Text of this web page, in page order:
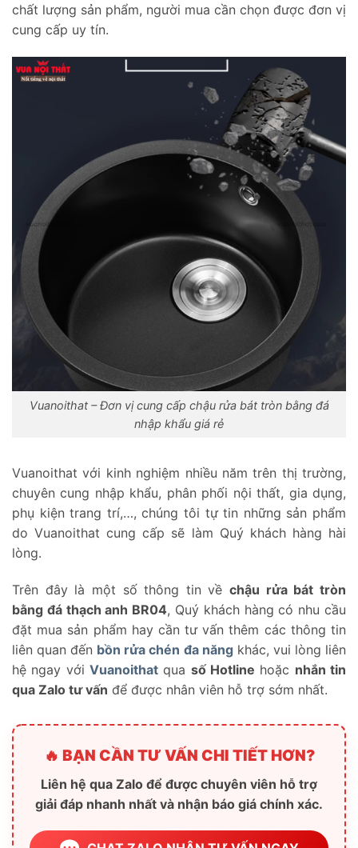
chất lượng sản phẩm, người mua cần chọn được đơn vị
cung cấp uy tín.
Vuanoithat – Đơn vị cung cấp chậu rửa bát tròn bằng đá
nhập khẩu giá rẻ
Vuanoithat với kinh nghiệm nhiều năm trên thị trường,
chuyên cung nhập khẩu, phân phối nội thất, gia dụng,
phụ kiện trang trí,…, chúng tôi tự tin những sản phẩm
do Vuanoithat cung cấp sẽ làm Quý khách hàng hài
lòng.
Trên đây là một số thông tin vềchậu rửa bát tròn
bằng đá thạch anh BR04, Quý khách hàng có nhu cầu
đặt mua sản phẩm hay cần tư vấn thêm các thông tin
liên quan đến bồn rửa chén đa năngkhác, vui lòng liên
hệ ngay với Vuanoithat qua số Hotline hoặc nhắn tin
qua Zalo tư vấn để được nhân viên hỗ trợ sớm nhất.
🔥 BẠN CẦN TƯ VẤN CHI TIẾT HƠN?
Liên hệ qua Zalo để được chuyên viên hỗ trợ
giải đáp nhanh nhất và nhận báo giá chính xác.